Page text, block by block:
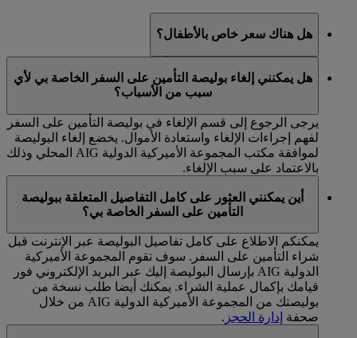
هل هناك سعر خاص بالأطفال؟
عند السفر مع شخص أو شخصين بالغين مؤمن عليهم.
هل يمكنني إلغاء بوليصة التأمين على السفر الخاصة بي لأي
سبب من الأسباب؟
يرجى الرجوع إلى قسم الإلغاء في بوليصة التأمين على السفر
لفهم إجراءات الإلغاء واستعادة الأموال. يخضع إلغاء البوليصة
لموافقة مكتب المجموعة الأميركية الدولية AIG المحلي وذلك
بالاعتماد على سبب الإلغاء.
أين يمكنني العثور على كامل التفاصيل المتعلقة ببوليصة
التأمين على السفر الخاصة بي؟
يمكنكم الاطلاع على كامل تفاصيل البوليصة عبر الإنترنت قبل
شراء التأمين على السفر. سوف تقوم المجموعة الأميركية
الدولية AIG بإرسال البوليصة إليك عبر البريد الإلكتروني فور
قيامك بإكمال عملية الشراء. يمكنك أيضا طلب نسخة من
بوليصتك من المجموعة الأميركية الدولية AIG من خلال
صحفة إدارة الحجز .